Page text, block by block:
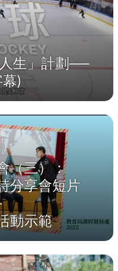
生」計劃──
)
（三）：
分享會短片
動示範